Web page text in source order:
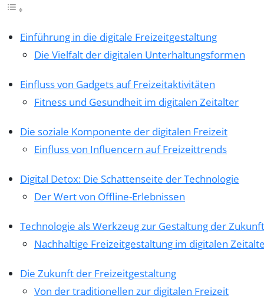
Einführung in die digitale Freizeitgestaltung
Die Vielfalt der digitalen Unterhaltungsformen
Einfluss von Gadgets auf Freizeitaktivitäten
Fitness und Gesundheit im digitalen Zeitalter
Die soziale Komponente der digitalen Freizeit
Einfluss von Influencern auf Freizeittrends
Digital Detox: Die Schattenseite der Technologie
Der Wert von Offline-Erlebnissen
Technologie als Werkzeug zur Gestaltung der
Nachhaltige Freizeitgestaltung im digitalen
Die Zukunft der Freizeitgestaltung
Von der traditionellen zur digitalen Freizeit